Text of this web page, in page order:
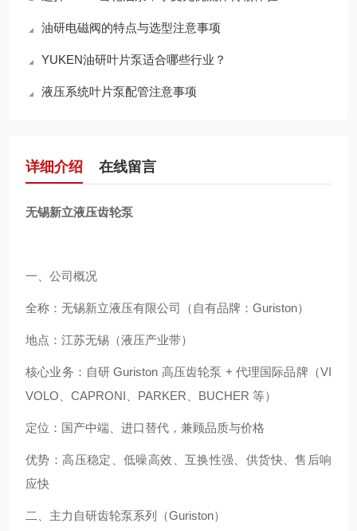
油研电磁阀的特点与选型注意事项
YUKEN油研叶片泵适合哪些行业？
液压系统叶片泵配管注意事项
详细介绍 在线留言
无锡新立液压齿轮泵
一、公司概况
全称：无锡新立液压有限公司（自有品牌：Guriston）
地点：江苏无锡（液压产业带）
核心业务：自研 Guriston 高压齿轮泵 + 代理国际品牌（VI
VOLO、CAPRONI、PARKER、BUCHER 等）
定位：国产中端、进口替代，兼顾品质与价格
优势：高压稳定、低噪高效、互换性强、供货快、售后响
应快
二、主力自研齿轮泵系列（Guriston）